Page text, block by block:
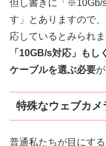
但し書きに「※10Gb/
す」とありますので
応しているとみられ
「10GB/s対応」も
ケーブルを選ぶ必要
特殊なウェブカメ
普通私たちが目にす